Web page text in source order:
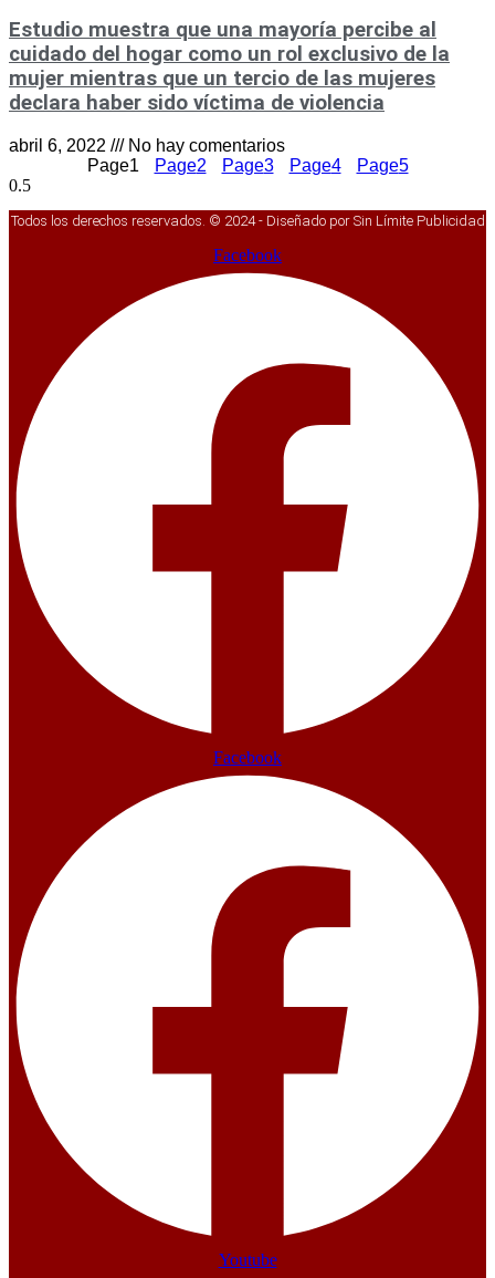
Estudio muestra que una mayoría percibe al
cuidado del hogar como un rol exclusivo de la
mujer mientras que un tercio de las mujeres
declara haber sido víctima de violencia
abril 6, 2022
No hay comentarios
Page1 Page2 Page3 Page4 Page5
Todos los derechos reservados. © 2024 - Diseñado por Sin Límite Publicidad
Facebook
Facebook
Youtube